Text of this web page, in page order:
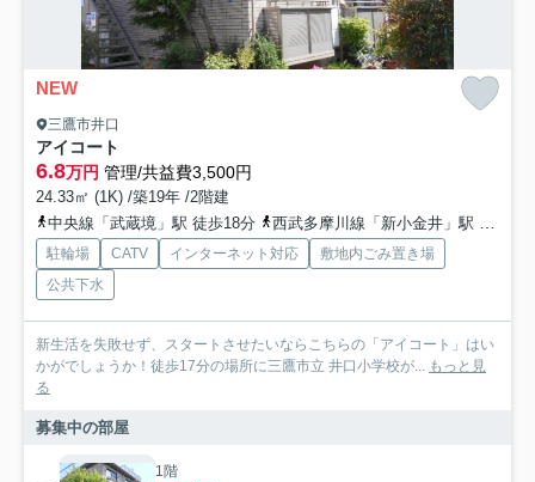
NEW
三鷹市井口
アイコート
6.8万円 管理/共益費3,500円
24.33㎡ (1K) /築19年 /2階建
中央線「武蔵境」駅 徒歩18分
西武多摩川線「新小金井」駅 徒歩14分
駐輪場 CATV インターネット対応
敷地内ごみ置き場
公共下水
新生活を失敗せず、スタートさせたいならこちらの「アイコート」はい
かがでしょうか！徒歩17分の場所に三鷹市立 井口小学校が... もっと見
る
募集中の部屋
1階